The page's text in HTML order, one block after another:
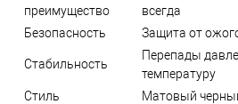
преимущество
всегда
Безопасность
Защита от
Стабильность
Перепады
температуру
Стиль
Матовый